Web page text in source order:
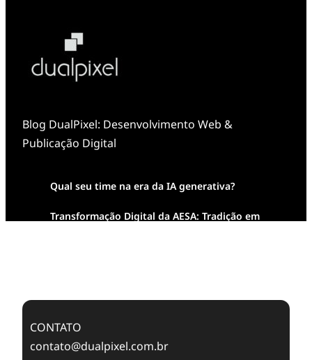
Blog DualPixel: Desenvolvimento Web &
Publicação Digital
Qual seu time na era da IA generativa?
Transformação Digital da AESA: Tradição em
CONTATO
contato@dualpixel.com.br